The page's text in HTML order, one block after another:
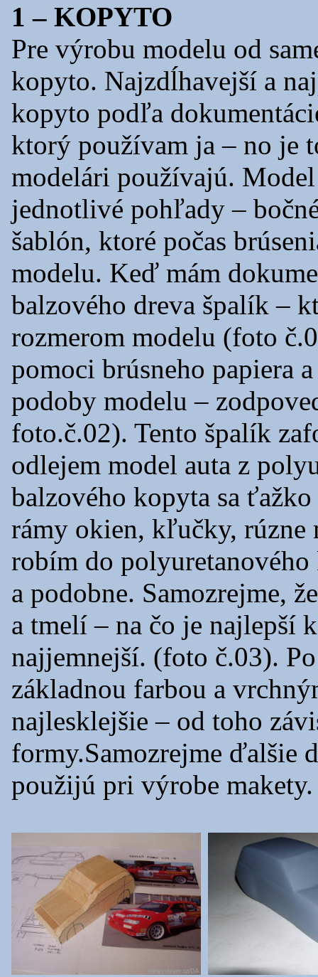
1 – KOPYTO
Pre výrobu modelu od
kopyto. Najzdĺhavejší a
kopyto podľa
ktorý používam ja – no je
modelári používajú.
jednotlivé pohľady –
šablón, ktoré počas
modelu. Keď mám
balzového dreva špalík –
rozmerom modelu (foto
pomoci brúsneho papiera
podoby modelu –
foto.č.02). Tento špalík
odlejem model auta z
balzového kopyta sa
rámy okien, kľučky, rúzne
robím do
a podobne. Samozrejme,
a tmelí – na čo je najlepší
najjemnejší. (foto č.03).
základnou farbou a
najlesklejšie – od toho
formy.Samozrejme ďalšie
použijú pri výrobe makety.